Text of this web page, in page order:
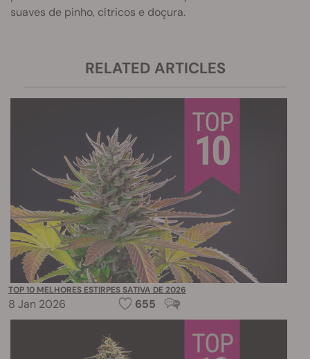
suaves de pinho, cítricos e doçura.
RELATED ARTICLES
TOP 10 MELHORES ESTIRPES SATIVA DE 2026
8 Jan 2026 655